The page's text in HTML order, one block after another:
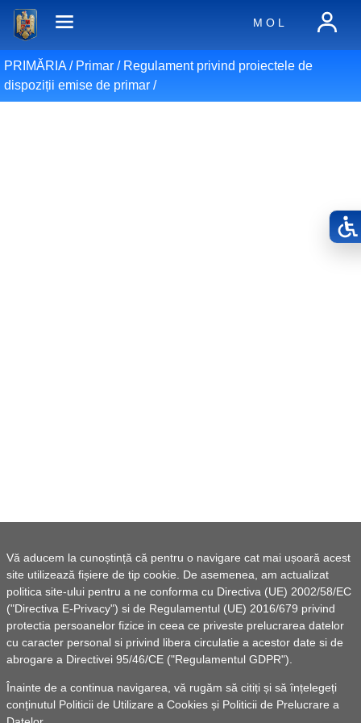
Vă aducem la cunoștință că pentru o navigare cat mai ușoară acest
site utilizează fișiere de tip cookie. De asemenea, am actualizat
politica site-ului pentru a ne conforma cu Directiva (UE) 2002/58/EC
("Directiva E-Privacy") si de Regulamentul (UE) 2016/679 privind
protectia persoanelor fizice in ceea ce priveste prelucrarea datelor
cu caracter personal si privind libera circulatie a acestor date si de
abrogare a Directivei 95/46/CE ("Regulamentul GDPR").
Înainte de a continua navigarea, vă rugăm să citiți și să înțelegeți
conținutul Politicii de Utilizare a Cookies și Politicii de Prelucrare a
M O L
PRIMĂRIA / Primar/ Regulament privind proiectele de
dispoziții emise de primar/